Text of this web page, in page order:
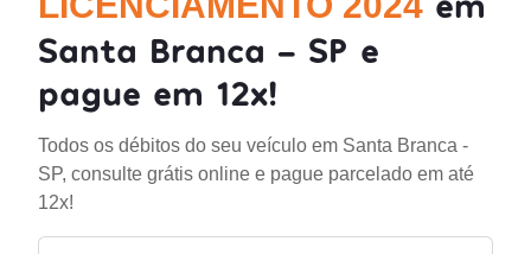
Santa Branca - SP e
pague em 12x!
Todos os débitos do seu veículo em Santa Branca -
SP, consulte grátis online e pague parcelado em até
12x!